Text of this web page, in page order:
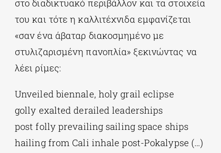
στο διαδικτυακό περιβάλλον και τα στοιχεία
του και τότε η καλλιτέχνιδα εμφανίζεται
«σαν ένα άβαταρ διακοσμημένο με
στυλιζαρισμένη πανοπλία» ξεκινώντας να
λέει ρίμες:
Unveiled biennale, holy grail eclipse
golly exalted derailed leaderships
post folly prevailing sailing space ships
hailing from Cali inhale post-Pokalypse (…)